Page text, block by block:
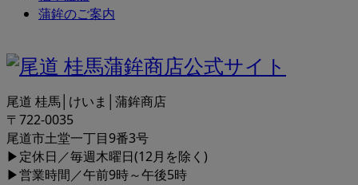
蒲鉾のご案内
尾道 桂馬│けいま│蒲鉾商店
〒722-0035
尾道市土堂一丁目9番3号
▶定休日／毎週木曜日(12月を除く)
▶営業時間／午前9時～午後5時